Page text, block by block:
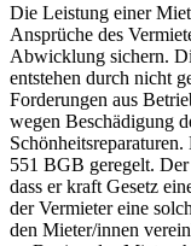
Die Leistung einer
Ansprüche des
Abwicklung sichern.
entstehen durch nicht
Forderungen aus
wegen Beschädigung
551 BGB geregelt.
dass er kraft Gesetz
der Vermieter eine
den Mieter/innen